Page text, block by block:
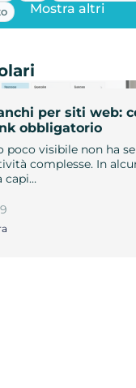
per siti web:
obbligatorio
poco visibile non ha
complesse. In
capi…
Mostra altri